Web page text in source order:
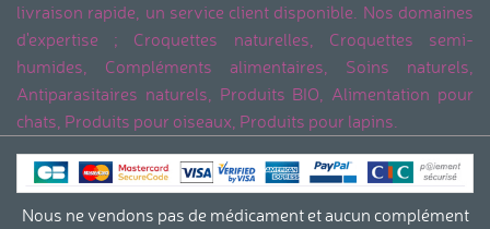
livraison rapide, un service client disponible. Nos domaines
d'expertise ; Croquettes naturelles, Croquettes semi-
humides, Compléments alimentaires, Soins naturels,
Antiparasitaires naturels, Produits BIO, Alimentation pour
chats, Produits pour oiseaux, Produits pour lapins.
Nous ne vendons pas de médicament et aucun complément